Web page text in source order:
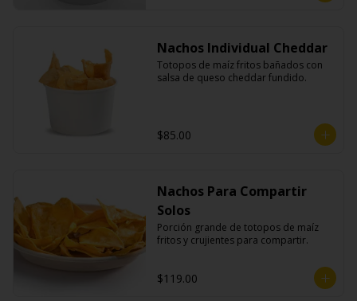
Nachos Individual Cheddar
Totopos de maíz fritos bañados con
salsa de queso cheddar fundido.
$85.00
Nachos Para Compartir
Solos
Porción grande de totopos de maíz
fritos y crujientes para compartir.
$119.00